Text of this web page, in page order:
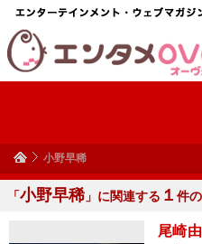
小野早稀
「小野早稀 」に関連する １ 件
尾崎